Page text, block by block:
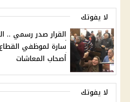
لا يفوتك
القرار صدر رسمي ..
سارة لموظفي
أصحاب المعاشات
لا يفوتك